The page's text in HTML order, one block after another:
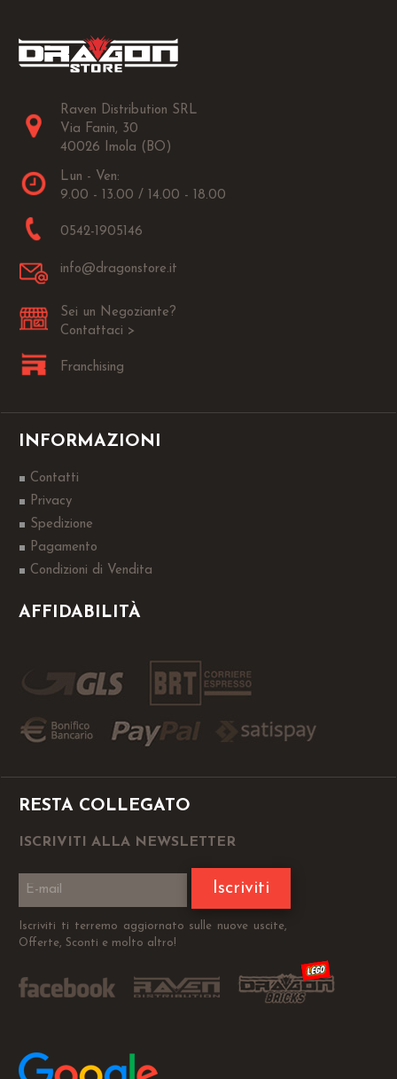
Raven Distribution SRL
Via Fanin, 30
40026 Imola (BO)
Lun - Ven:
9.00 - 13.00 / 14.00 - 18.00
0542-1905146
info@dragonstore.it
Sei un Negoziante?
Contattaci >
Franchising
INFORMAZIONI
Contatti
Privacy
Spedizione
Pagamento
Condizioni di Vendita
AFFIDABILITÀ
RESTA COLLEGATO
ISCRIVITI ALLA NEWSLETTER
Iscriviti
Iscriviti ti terremo aggiornato sulle nuove uscite,
Offerte, Sconti e molto altro!